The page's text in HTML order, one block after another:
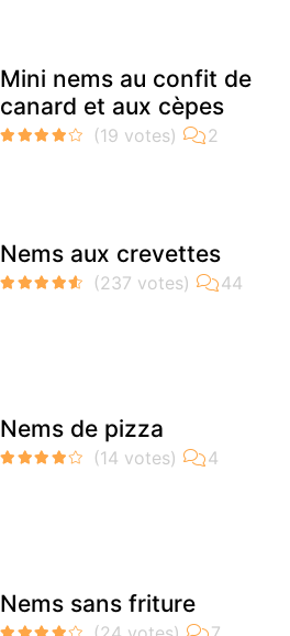
Mini nems au confit de
canard et aux cèpes
Nems aux crevettes
Nems de pizza
Nems sans friture